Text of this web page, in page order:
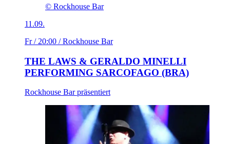
© Rockhouse Bar
11.09.
Fr / 20:00 / Rockhouse Bar
THE LAWS & GERALDO MINELLI
PERFORMING SARCOFAGO (BRA)
Rockhouse Bar präsentiert